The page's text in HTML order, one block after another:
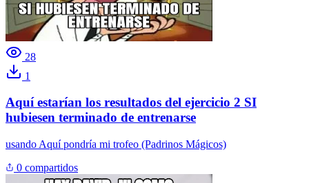
28
1
Aquí estarían los resultados del ejercicio 2 SI
hubiesen terminado de entrenarse
usando Aquí pondría mi trofeo (Padrinos Mágicos)
0 compartidos